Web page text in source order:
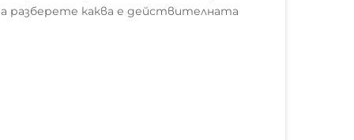
разберете каква е действителната
се фокусират върху
разходи, които натрупват...